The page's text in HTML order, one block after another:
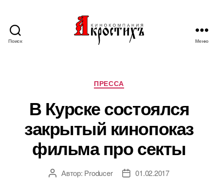
Поиск Меню
Рубрики
ПРЕССА
В Курске состоялся
закрытый кинопоказ
фильма про секты
АвторАвтор: Producer
Дата01.02.2017